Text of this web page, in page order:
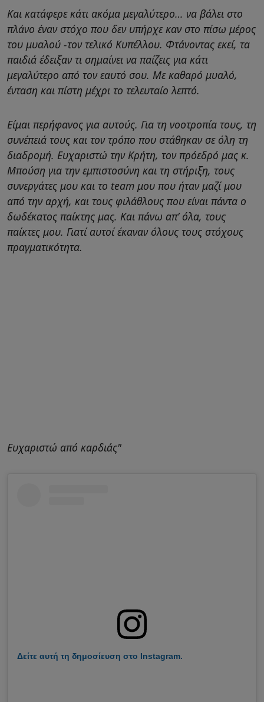
Και κατάφερε κάτι ακόμα μεγαλύτερο… να βάλει στο
πλάνο έναν στόχο που δεν υπήρχε καν στο πίσω μέρος
του μυαλού -τον τελικό Κυπέλλου. Φτάνοντας εκεί, τα
παιδιά έδειξαν τι σημαίνει να παίζεις για κάτι
μεγαλύτερο από τον εαυτό σου. Με καθαρό μυαλό,
ένταση και πίστη μέχρι το τελευταίο λεπτό.
Είμαι περήφανος για αυτούς. Για τη νοοτροπία τους, τη
συνέπειά τους και τον τρόπο που στάθηκαν σε όλη τη
διαδρομή. Ευχαριστώ την Κρήτη, τον πρόεδρό μας κ.
Μπούση για την εμπιστοσύνη και τη στήριξη, τους
συνεργάτες μου και το team μου που ήταν μαζί μου
από την αρχή, και τους φιλάθλους που είναι πάντα ο
δωδέκατος παίκτης μας. Και πάνω απ’ όλα, τους
παίκτες μου. Γιατί αυτοί έκαναν όλους τους στόχους
πραγματικότητα.
Ευχαριστώ από καρδιάς"
Δείτε αυτή τη δημοσίευση στο Instagram.